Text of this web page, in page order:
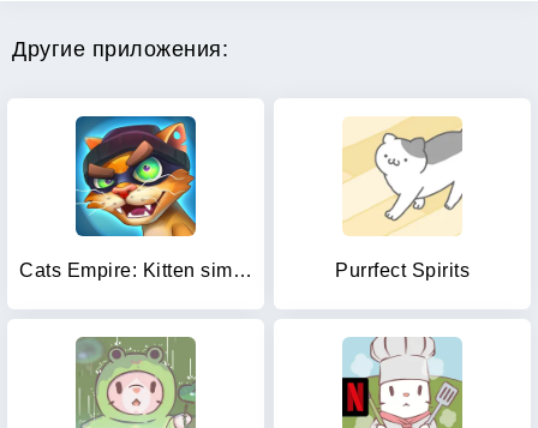
Другие приложения:
Cats Empire: Kitten simulation Purrfect Spirits